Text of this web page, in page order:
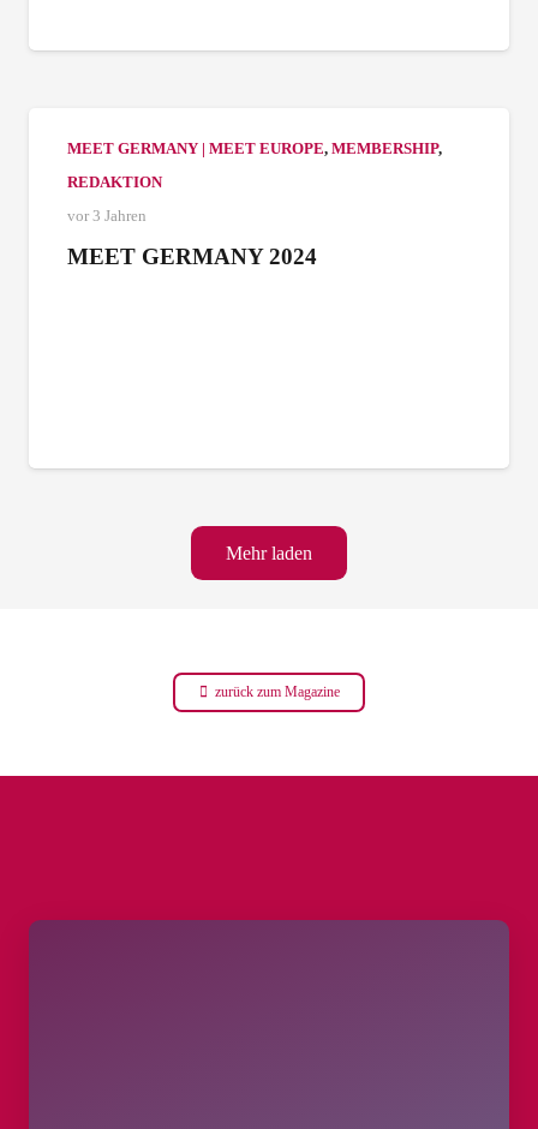
MEET GERMANY | MEET EUROPE, MEMBERSHIP,
REDAKTION
vor 3 Jahren
MEET GERMANY 2024
Mehr laden
zurück zum Magazine